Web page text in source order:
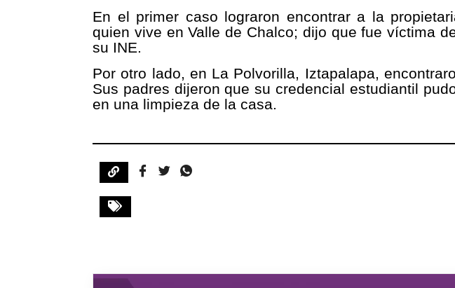
En el primer caso lograron encontrar a la
quien vive en Valle de Chalco; dijo que fue víctima
su INE.
Por otro lado, en La Polvorilla, Iztapalapa,
Sus padres dijeron que su credencial estudiantil
en una limpieza de la casa.